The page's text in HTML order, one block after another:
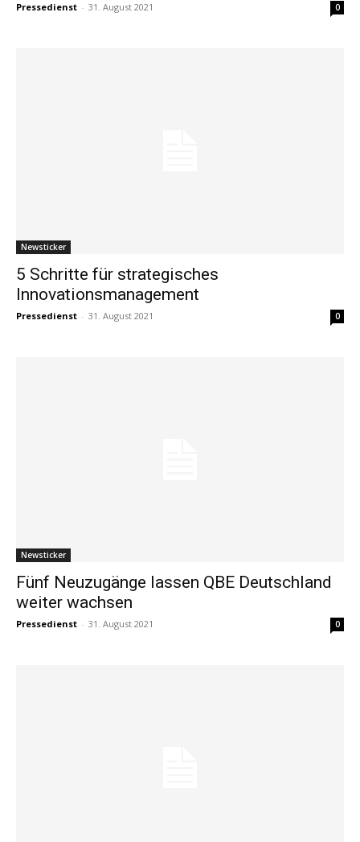
Pressedienst - 31. August 2021 0
Newsticker
5 Schritte für strategisches
Innovationsmanagement
Pressedienst - 31. August 2021 0
Newsticker
Fünf Neuzugänge lassen QBE Deutschland
weiter wachsen
Pressedienst - 31. August 2021 0